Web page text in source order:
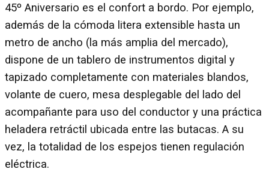
45º Aniversario es el confort a bordo. Por ejemplo,
además de la cómoda litera extensible hasta un
metro de ancho (la más amplia del mercado),
dispone de un tablero de instrumentos digital y
tapizado completamente con materiales blandos,
volante de cuero, mesa desplegable del lado del
acompañante para uso del conductor y una práctica
heladera retráctil ubicada entre las butacas. A su
vez, la totalidad de los espejos tienen regulación
eléctrica.